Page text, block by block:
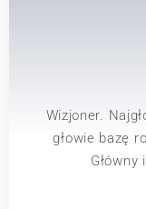
Wizjoner.
głowie bazę